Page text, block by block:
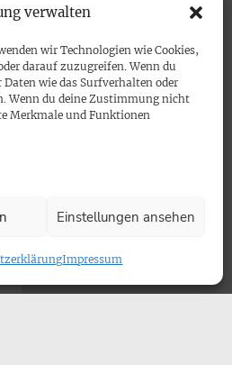
verwalten
wir Technologien wie Cookies,
darauf zuzugreifen. Wenn du
wie das Surfverhalten oder
Wenn du deine Zustimmung nicht
Merkmale und Funktionen
Einstellungen ansehen
Impressum